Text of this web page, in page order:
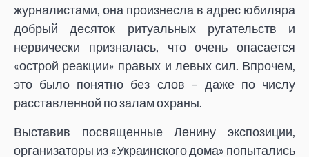
журналистами, она произнесла в адрес юбиляра
добрый десяток ритуальных ругательств и
нервически призналась, что очень опасается
«острой реакции» правых и левых сил. Впрочем,
это было понятно без слов – даже по числу
расставленной по залам охраны.
Выставив посвященные Ленину экспозиции,
организаторы из «Украинского дома» попытались